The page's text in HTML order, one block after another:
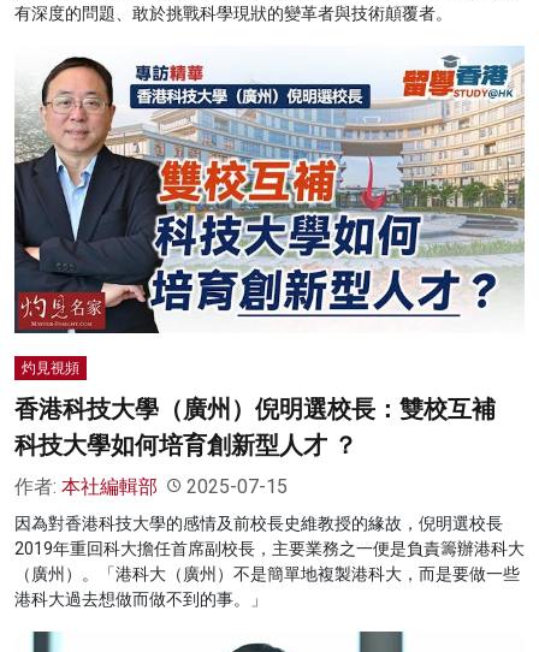
有深度的問題、敢於挑戰科學現狀的變革者與技術顛覆者。
灼見視頻
香港科技大學（廣州）倪明選校長：雙校互補
科技大學如何培育創新型人才 ？
作者: 本社編輯部 2025-07-15
因為對香港科技大學的感情及前校長史維教授的緣故，倪明選校長
2019年重回科大擔任首席副校長，主要業務之一便是負責籌辦港科大
（廣州）。「港科大（廣州）不是簡單地複製港科大，而是要做一些
港科大過去想做而做不到的事。」